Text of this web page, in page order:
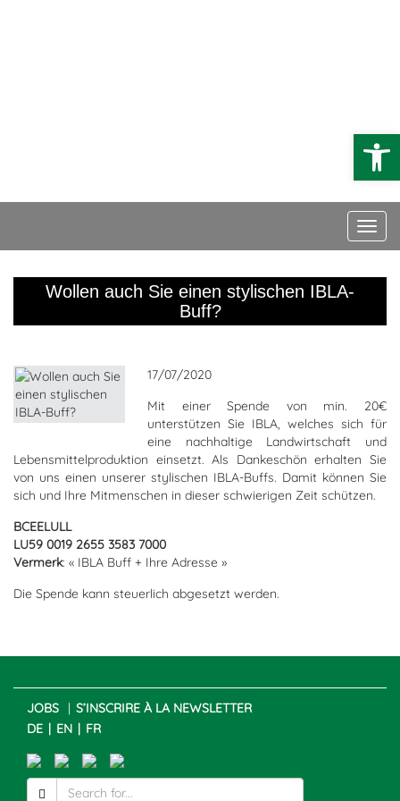
Wollen auch Sie einen stylischen IBLA-
Buff?
17/07/2020
Mit einer Spende von min. 20€
unterstützen Sie IBLA, welches sich für
eine nachhaltige Landwirtschaft und
Lebensmittelproduktion einsetzt. Als Dankeschön erhalten Sie
von uns einen unserer stylischen IBLA-Buffs. Damit können Sie
sich und Ihre Mitmenschen in dieser schwierigen Zeit schützen.
BCEELULL
LU59 0019 2655 3583 7000
Vermerk: « IBLA Buff + Ihre Adresse »
Die Spende kann steuerlich abgesetzt werden.
JOBS
S’INSCRIRE À LA NEWSLETTER
DE
EN FR